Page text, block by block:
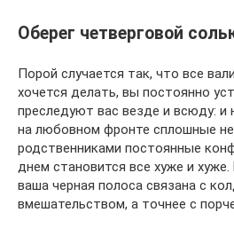
Оберег четверговой
Порой случается так, что все
хочется делать, вы постоянно
преследуют вас везде и всюду: и
на любовном фронте сплошные
родственниками постоянные
днем становится все хуже и
ваша черная полоса связана с
вмешательством, а точнее с